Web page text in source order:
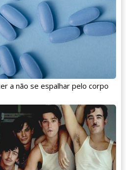
a não se espalhar pelo corpo